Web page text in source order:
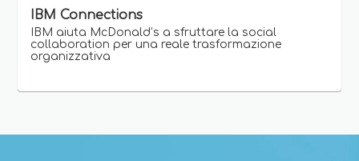
IBM Connections
IBM aiuta McDonald’s a sfruttare la social
collaboration per una reale trasformazione
organizzativa